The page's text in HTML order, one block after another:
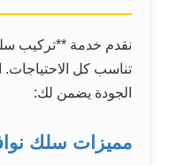
نقدم خدمة **تركيب
تناسب كل
الجودة يضمن لك:
مميزات سلك